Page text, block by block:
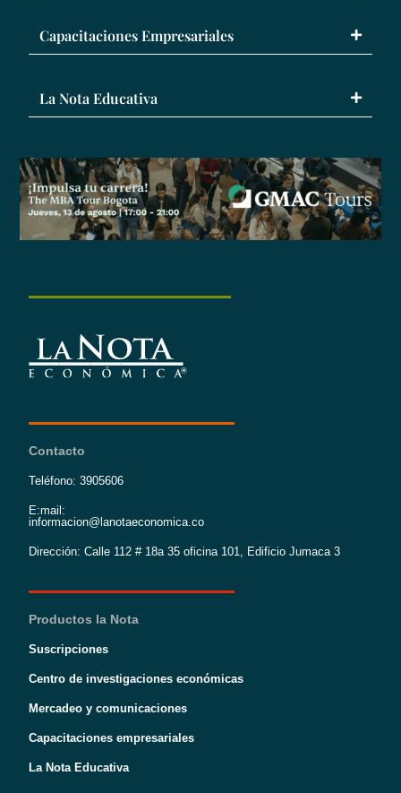
Capacitaciones Empresariales
La Nota Educativa
Contacto
Teléfono: 3905606
E:mail:
informacion@lanotaeconomica.co
Dirección: Calle 112 # 18a 35 oficina 101, Edificio Jumaca 3
Productos la Nota
Suscripciones
Centro de investigaciones económicas
Mercadeo y comunicaciones
Capacitaciones empresariales
La Nota Educativa